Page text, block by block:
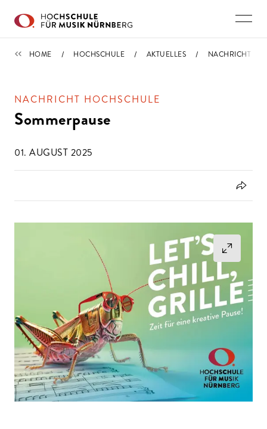
NACHRICHTEN
HOME HOCHSCHULE AKTUELLES NACHRICHT
NACHRICHT HOCHSCHULE
Sommerpause
01. AUGUST 2025